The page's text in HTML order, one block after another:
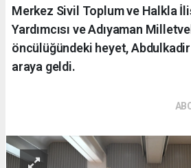
Merkez Sivil Toplum ve Halkla
Yardımcısı ve Adıyaman
öncülüğündeki heyet,
araya geldi.